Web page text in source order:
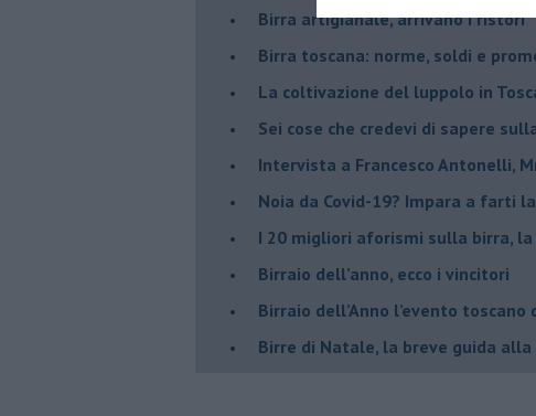
Birra artigianale, arrivano i ristori
Birra toscana: norme, soldi e
La coltivazione del luppolo in
Sei cose che credevi di sapere
Intervista a Francesco Antonelli,
Noia da Covid-19? Impara a farti
I 20 migliori aforismi sulla birra, la
​Birraio dell’anno, ecco i vincitori
​Birraio dell’Anno l’evento toscano
Birre di Natale, la breve guida